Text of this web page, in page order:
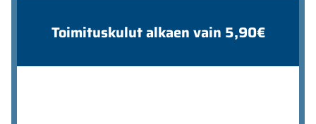
Toimituskulut alkaen vain 5,90€